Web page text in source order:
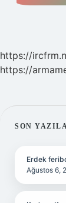
https://
https://
SON
Erdek
Ağustos 6,